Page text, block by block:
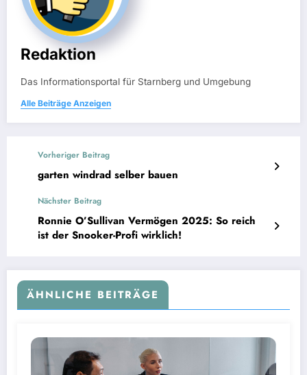
Redaktion
Das Informationsportal für Starnberg und Umgebung
Alle Beiträge Anzeigen
Vorheriger Beitrag
garten windrad selber bauen
Nächster Beitrag
Ronnie O’Sullivan Vermögen 2025: So reich
ist der Snooker-Profi wirklich!
ÄHNLICHE BEITRÄGE